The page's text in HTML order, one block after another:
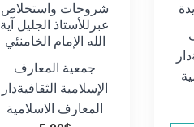
دار
شروحات واستخلاص
عبرللأستاذ الجليل آية
الله الإمام الخامنئي
جمعية المعارف
الإسلامية الثقافيةدار
المعارف الاسلامية